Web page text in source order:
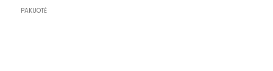
PAKUOTĖ